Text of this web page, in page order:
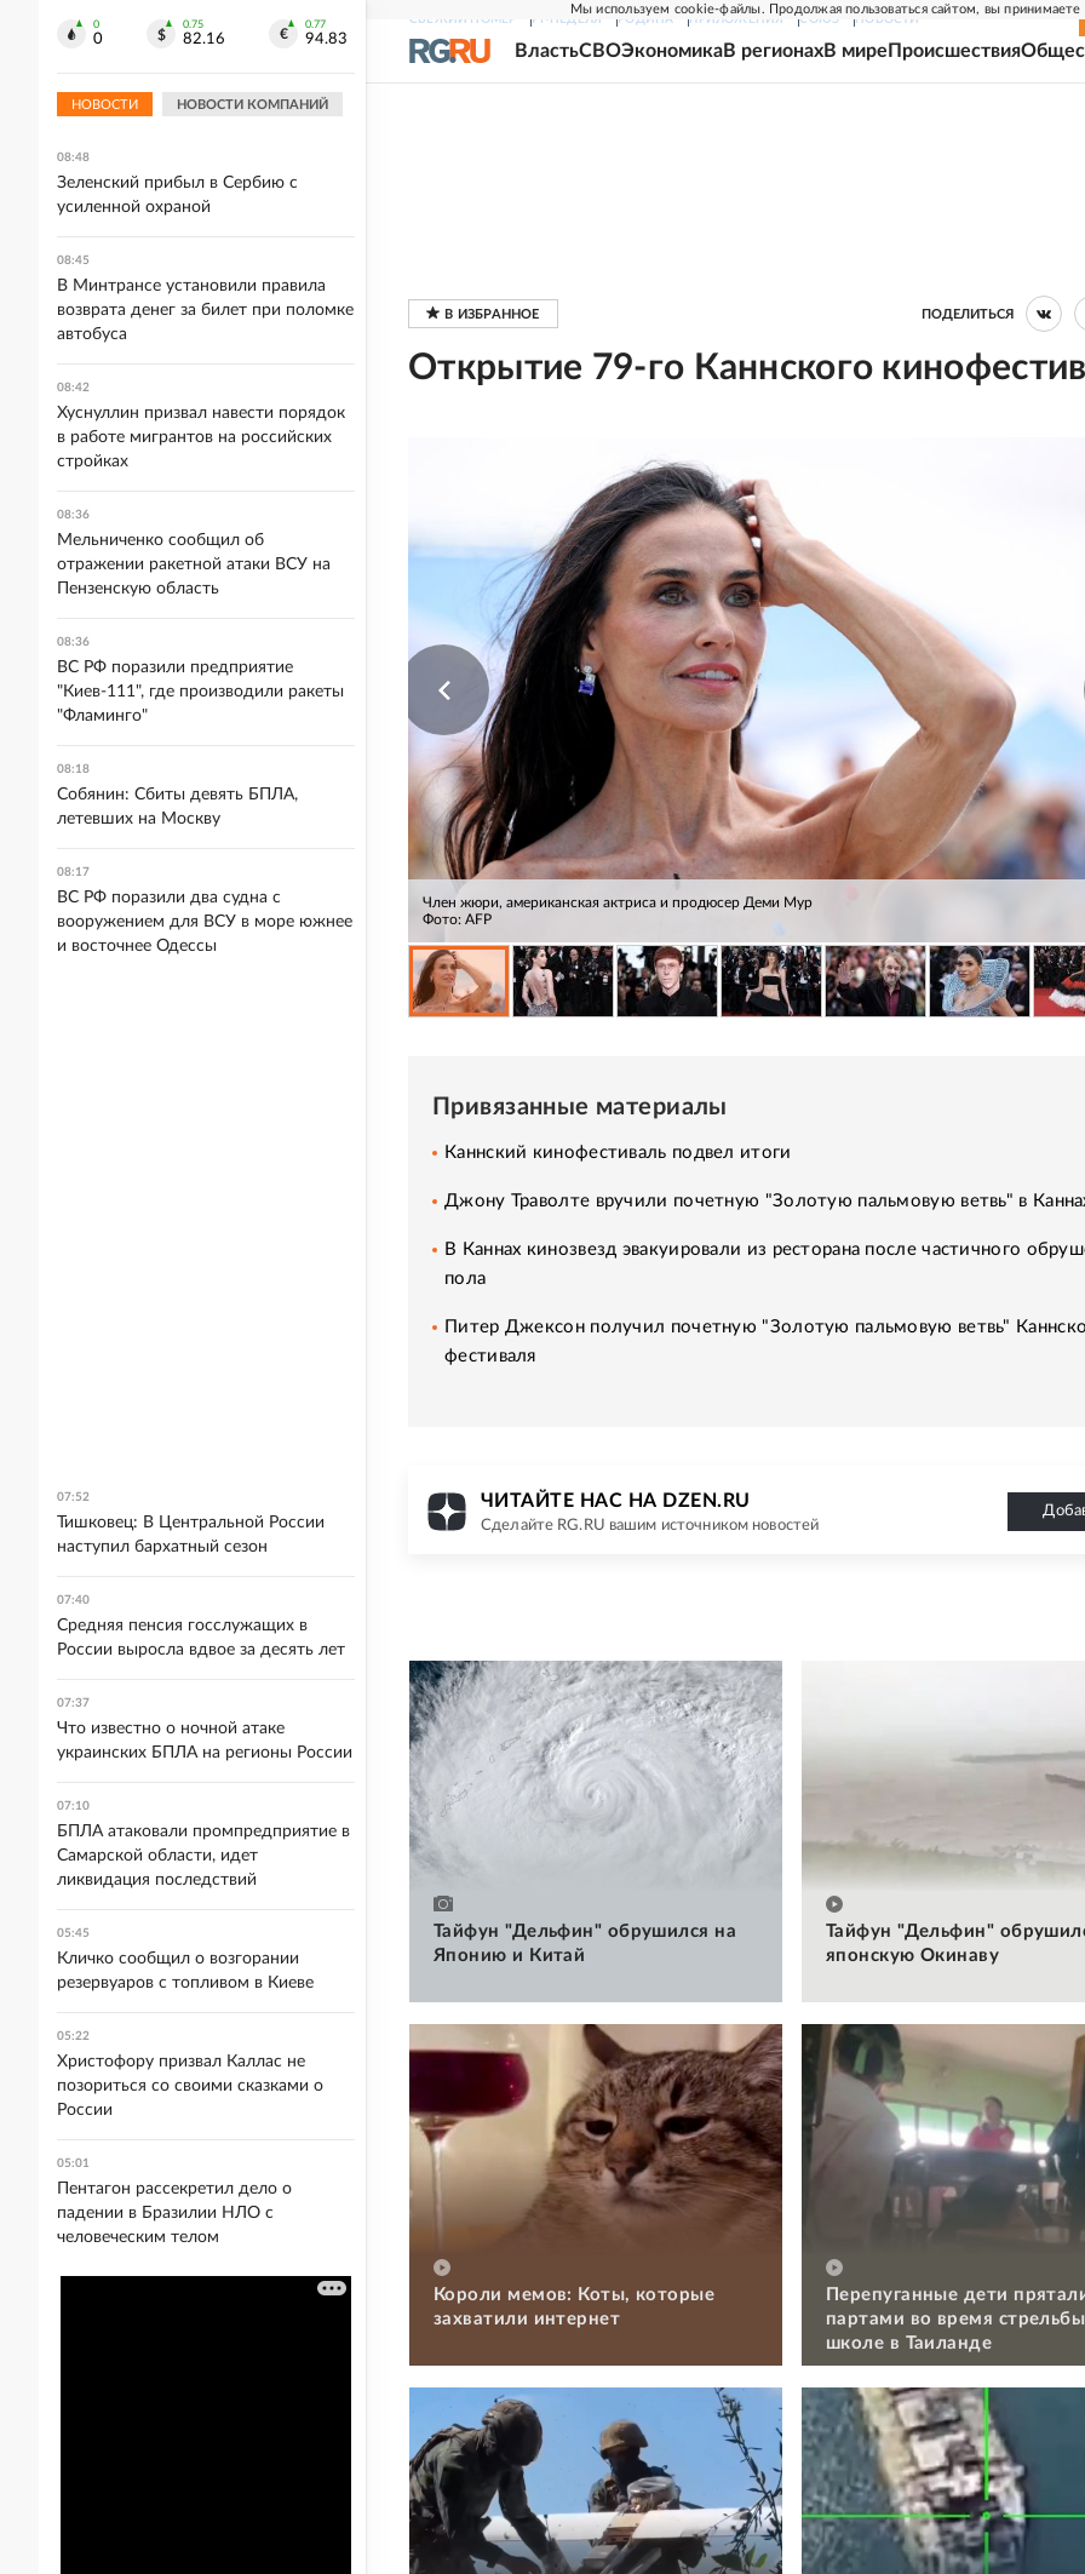
Мы используем cookie-файлы. Продолжая пользоваться сайтом, вы принимаете
СВЕЖИЙ НОМЕР РГ-НЕДЕЛЯ РОДИНА ПРИЛОЖЕНИЯ СОЮЗ НОВОСТИ
ВластьСВОЭкономикаВ регионахВ мире Происшествия
ПОДЕЛИТЬСЯ
Открытие 79-го Каннского
Член жюри, американская актриса и продюсер Деми Мур
Фото: AFP
Привязанные материалы
Каннский кинофестиваль подвел итоги
Джону Траволте вручили почетную "Золотую пальмовую ветвь" в
В Каннах кинозвезд эвакуировали из ресторана после частичного
пола
Питер Джексон получил почетную "Золотую пальмовую ветвь"
фестиваля
ЧИТАЙТЕ НАС НА DZEN.RU
Сделайте RG.RU вашим источником новостей
Тайфун "Дельфин" обрушился на
Японию и Китай
Тайфун "Дельфин"
японскую Окинаву
Короли мемов: Коты, которые
захватили интернет
Перепуганные дети
партами во время
школе в Таиланде
0
0
0.75
82.16
0.77
94.83
НОВОСТИ НОВОСТИ КОМПАНИЙ
08:48
Зеленский прибыл в Сербию с
усиленной охраной
08:45
В Минтрансе установили правила
возврата денег за билет при поломке
автобуса
08:42
Хуснуллин призвал навести порядок
в работе мигрантов на российских
стройках
08:36
Мельниченко сообщил об
отражении ракетной атаки ВСУ на
Пензенскую область
08:36
ВС РФ поразили предприятие
"Киев-111", где производили ракеты
"Фламинго"
08:18
Собянин: Сбиты девять БПЛА,
летевших на Москву
08:17
ВС РФ поразили два судна с
вооружением для ВСУ в море южнее
и восточнее Одессы
07:52
Тишковец: В Центральной России
наступил бархатный сезон
07:40
Средняя пенсия госслужащих в
России выросла вдвое за десять лет
07:37
Что известно о ночной атаке
украинских БПЛА на регионы России
07:10
БПЛА атаковали промпредприятие в
Самарской области, идет
ликвидация последствий
05:45
Кличко сообщил о возгорании
резервуаров с топливом в Киеве
05:22
Христофору призвал Каллас не
позориться со своими сказками о
России
05:01
Пентагон рассекретил дело о
падении в Бразилии НЛО с
человеческим телом